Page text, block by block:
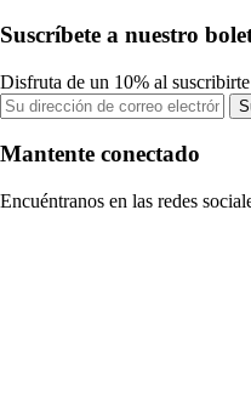
Suscríbete a nuestro
Disfruta de un 10% al
Mantente conectado
Encuéntranos en las redes